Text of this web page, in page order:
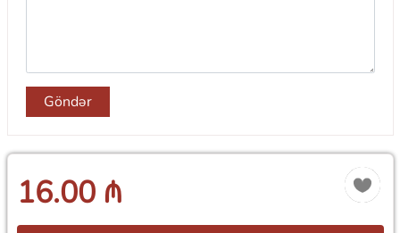
Göndər
16.00 ₼